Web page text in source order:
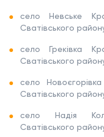
село Невське
Сватівського
село Греківка
Сватівського
село
Сватівського
село Надія
Сватівського